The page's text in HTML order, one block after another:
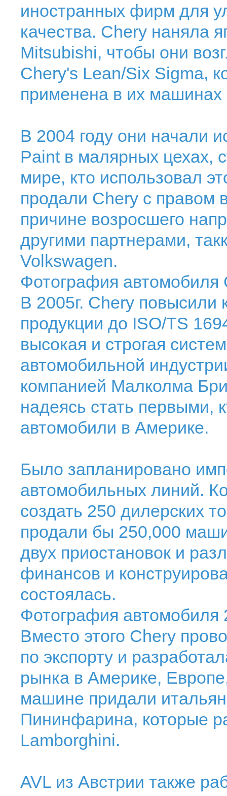
иностранных фирм для
качества. Chery наняла
Mitsubishi, чтобы они
Chery's Lean/Six Sigma,
применена в их машинах
В 2004 году они начали
Paint в малярных цехах,
мире, кто использовал
продали Chery с правом
причине возросшего
другими партнерами,
Volkswagen.
Фотография автомобиля
В 2005г. Chery повысили
продукции до ISO/TS
высокая и строгая
автомобильной
компанией Малколма
надеясь стать первыми,
автомобили в Америке.
Было запланировано
автомобильных линий.
создать 250 дилерских
продали бы 250,000
двух приостановок и
финансов и
состоялась.
Фотография автомобиля
Вместо этого Chery
по экспорту и
рынка в Америке,
машине придали
Пининфарина, которые
Lamborghini.
AVL из Австрии также